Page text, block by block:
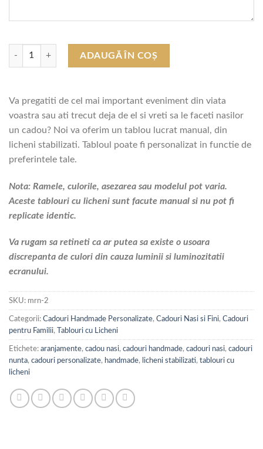
Cantitate Tablou cu Licheni Personalizat pentru Fini
ADAUGĂ ÎN COȘ
Va pregatiti de cel mai important eveniment din viata
voastra sau ati trecut deja de el si vreti sa le faceti nasilor
un cadou? Noi va oferim un tablou lucrat manual, din
licheni stabilizati. Tabloul poate fi personalizat in functie de
preferintele tale.
Nota: Ramele, culorile, asezarea sau modelul pot varia.
Aceste tablouri cu licheni sunt facute manual si nu pot fi
replicate identic.
Va rugam sa retineti ca ar putea sa existe o usoara
discrepanta de culori din cauza luminii si luminozitatii
ecranului.
SKU: mrn-2
Categorii: Cadouri Handmade Personalizate, Cadouri Nasi si Fini, Cadouri
pentru Familii, Tablouri cu Licheni
Etichete: aranjamente, cadou nasi, cadouri handmade, cadouri nasi, cadouri
nunta, cadouri personalizate, handmade, licheni stabilizati, tablouri cu
licheni